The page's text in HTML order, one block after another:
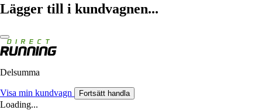
Lägger till i kundvagnen...
Delsumma
Visa min kundvagn Fortsätt handla
Loading...